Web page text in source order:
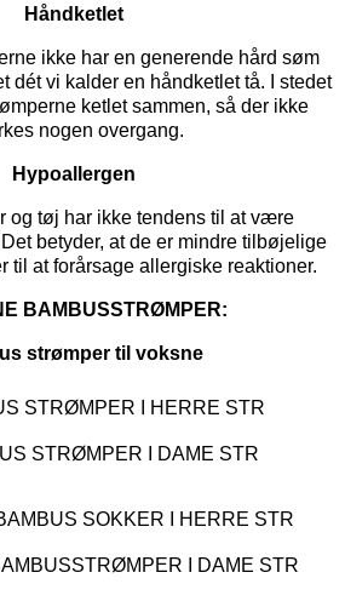
Håndketlet
ikke har en generende hård søm
dét vi kalder en håndketlet tå. I stedet
ketlet sammen, så der ikke
nogen overgang.
Hypoallergen
og tøj har ikke tendens til at være
betyder, at de er mindre tilbøjelige
til at forårsage allergiske reaktioner.
BAMBUSSTRØMPER:
strømper til voksne
STRØMPER I HERRE STR
STRØMPER I DAME STR
SOKKER I HERRE STR
I DAME STR